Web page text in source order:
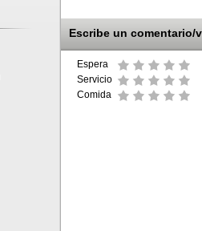
Escribe un comentario/
Espera
Servicio
Comida